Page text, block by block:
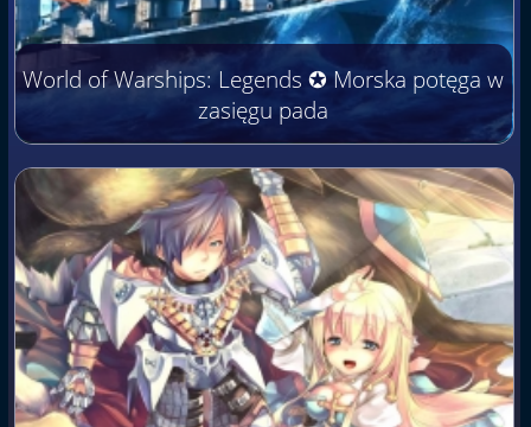
World of Warships: Legends ✪ Morska potęga w
zasięgu pada